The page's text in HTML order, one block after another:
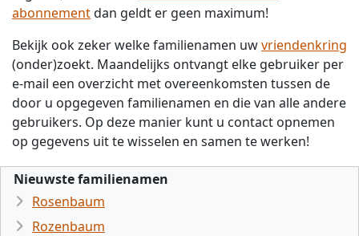
abonnementdan geldt er geen maximum!
Bekijk ook zeker welke familienamen uwvriendenkring
(onder)zoekt. Maandelijks ontvangt elke gebruiker per
e-mail een overzicht met overeenkomsten tussen de
door u opgegeven familienamen en die van alle andere
gebruikers. Op deze manier kunt u contact opnemen
op gegevens uit te wisselen en samen te werken!
Nieuwste familienamen
Rosenbaum
Rozenbaum